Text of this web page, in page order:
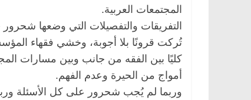
المجتمعات العربية.
التفريقات والتفصيلات التي وضعها
تُركت قرونًا بلا أجوبة، وخشي فقهاء
كليًا بين الفقه من جانب وبين مسارات
أمواج من الحيرة وعدم الفهم.
وربما لم يُجب شحرور على كل الأسئلة